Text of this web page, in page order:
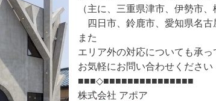
（主に、三重県津市、伊勢市
四日市、鈴鹿市、愛知県名古
また
エリア外の対応についても承
お気軽にお問い合わせください
■■■◇■■■■■■■■■■■■■■■
株式会社 アポア